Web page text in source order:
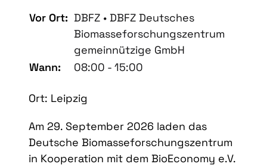
Vor Ort: DBFZ • DBFZ Deutsches
Biomasseforschungszentrum
gemeinnützige GmbH
Wann:
08:00 - 15:00
Ort: Leipzig
Am 29. September 2026 laden das
Deutsche Biomasseforschungszentrum
in Kooperation mit dem BioEconomy e.V.